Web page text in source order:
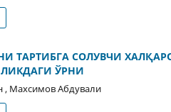
ТАРТИБГА СОЛУВЧИ
ЎРНИ
, Махсимов Абдували